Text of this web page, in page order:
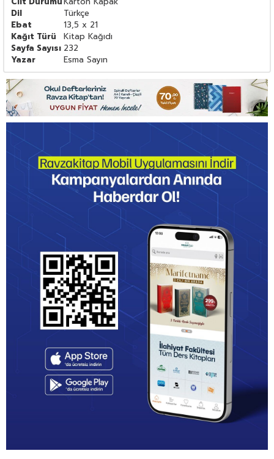
Dil
Türkçe
Ebat
13,5 x 21
Kağıt Türü
Kitap Kağıdı
Sayfa Sayısı 232
Yazar
Esma Sayın